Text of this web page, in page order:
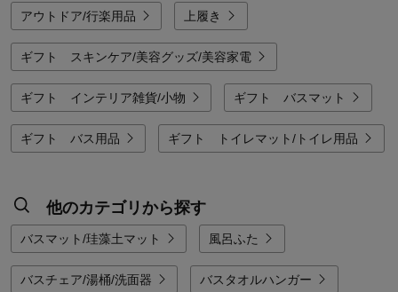
アウトドア/行楽用品 上履き
ギフト スキンケア/美容グッズ/美容家電
ギフト インテリア雑貨/小物 ギフト バスマット
ギフト バス用品 ギフト トイレマット/トイレ用品
他のカテゴリから探す
バスマット/珪藻土マット 風呂ふた
バスチェア/湯桶/洗面器 バスタオルハンガー